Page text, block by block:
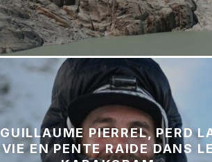
GUILLAUME PIERREL, PERD
VIE EN PENTE RAIDE DANS LE